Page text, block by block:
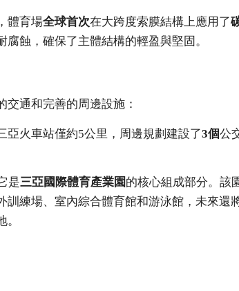
體育場全球首次在大跨度索膜結構上應用了
腐蝕，確保了主體結構的輕盈與堅固。
交通和完善的周邊設施：
亞火車站僅約5公里，周邊規劃建設了3個公
是三亞國際體育產業園的核心組成部分。該
訓練場、室內綜合體育館和游泳館，未來還